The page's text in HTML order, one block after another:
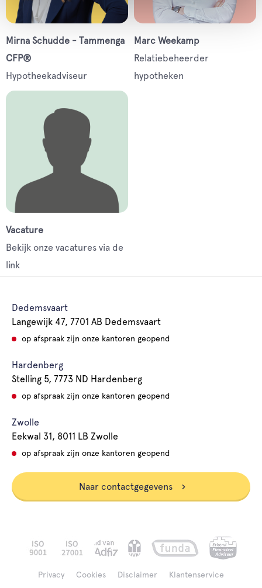
Mirna Schudde - Tammenga
CFP®
Hypotheekadviseur
Marc Weekamp
Relatiebeheerder
hypotheken
Vacature
Bekijk onze vacatures via de
link
Dedemsvaart
Langewijk 47, 7701 AB Dedemsvaart
op afspraak zijn onze kantoren geopend
Hardenberg
Stelling 5, 7773 ND Hardenberg
op afspraak zijn onze kantoren geopend
Zwolle
Eekwal 31, 8011 LB Zwolle
op afspraak zijn onze kantoren geopend
Naar contactgegevens
Privacy Cookies Disclaimer Klantenservice